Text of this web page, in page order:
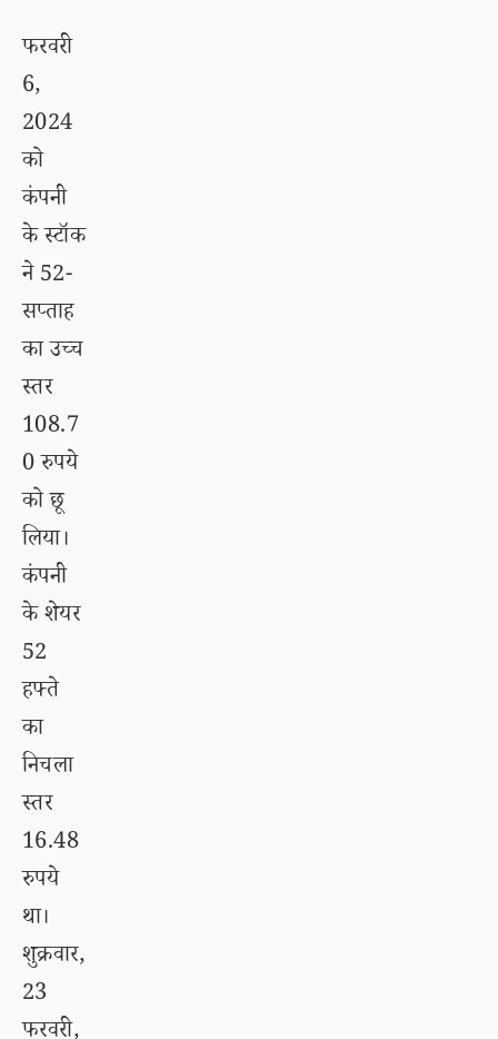
फरवरी
6,
2024
को
कंपनी
के स्टॉक
ने 52-
सप्ताह
का उच्च
स्तर
108.7
0 रुपये
को छू
लिया।
कंपनी
के शेयर
52
हफ्ते
का
निचला
स्तर
16.48
रुपये
था।
शुक्रवार,
23